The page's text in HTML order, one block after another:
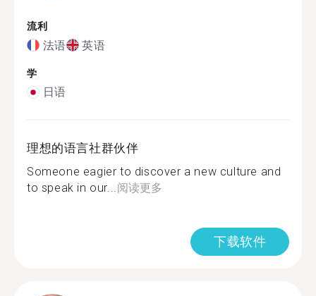
流利
法语 英语
学
日语
理想的语言社群伙伴
Someone eagier to discover a new culture and
to speak in our...阅读更多
下载软件